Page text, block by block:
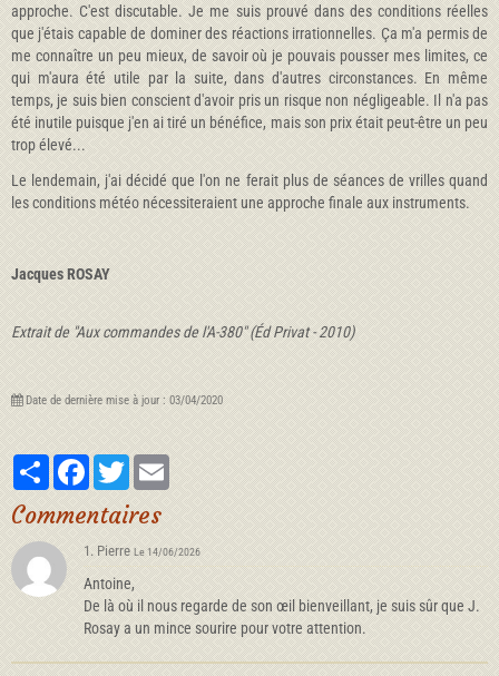
approche. C'est discutable. Je me suis prouvé dans des conditions réelles
que j'étais capable de dominer des réactions irra­tionnelles. Ça m'a permis de
me connaître un peu mieux, de savoir où je pouvais pousser mes limites, ce
qui m'aura été utile par la suite, dans d'autres circonstances. En même
temps, je suis bien conscient d'avoir pris un risque non négligeable. Il n'a pas
été inutile puisque j'en ai tiré un bénéfice, mais son prix était peut-être un peu
trop élevé...
Le lendemain, j'ai décidé que l'on ne ferait plus de séances de vrilles quand
les conditions météo nécessiteraient une approche finale aux instruments.
Jacques ROSAY
Extrait de "Aux commandes de l'A-380" (Éd Privat - 2010)
Date de dernière mise à jour : 03/04/2020
PartagerFacebookTwitter
Commentaires
1. Pierre Le 14/06/2026
Antoine,
De là où il nous regarde de son œil bienveillant, je suis sûr que J.
Rosay a un mince sourire pour votre attention.